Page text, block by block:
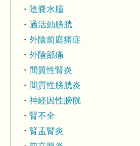
陰嚢水腫
過活動膀胱
外陰前庭痛症
外陰部痛
間質性腎炎
間質性膀胱炎
神経因性膀胱
腎不全
腎盂腎炎